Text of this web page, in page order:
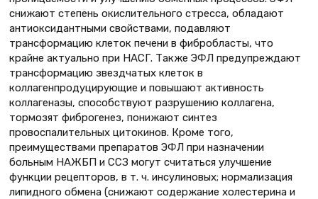
снижают степень окислительного стресса, обладают
антиоксидантными свойствами, подавляют
трансформацию клеток печени в фибробласты, что
крайне актуально при НАСГ. Также ЭФЛ предупреждают
трансформацию звездчатых клеток в
коллагенпродуцирующие и повышают активность
коллагеназы, способствуют разрушению коллагена,
тормозят фиброгенез, понижают синтез
провоспалительных цитокинов. Кроме того,
преимуществами препаратов ЭФЛ при назначении
больным НАЖБП и ССЗ могут считаться улучшение
функции рецепторов, в т. ч. инсулиновых; нормализация
липидного обмена (снижают содержание холестерина и